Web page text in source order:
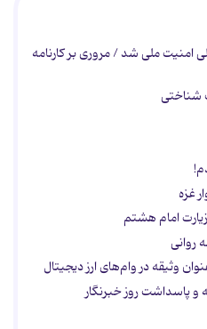
امنیت ملی شد / مروری بر کارنامه
شناختی
غزه
زیارت امام هشتم
روانی
وثیقه در وام‌های ارز دیجیتال
و پاسداشت روز خبرنگار